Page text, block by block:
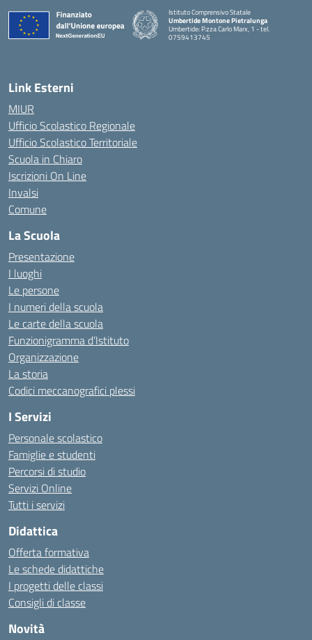
Istituto Comprensivo Statale
Umbertide Montone Pietralunga
Umbertide: P.zza Carlo Marx, 1 - tel.
0759413745
Link Esterni
MIUR
Ufficio Scolastico Regionale
Ufficio Scolastico Territoriale
Scuola in Chiaro
Iscrizioni On Line
Invalsi
Comune
La Scuola
Presentazione
I luoghi
Le persone
I numeri della scuola
Le carte della scuola
Funzionigramma d’Istituto
Organizzazione
La storia
Codici meccanografici plessi
I Servizi
Personale scolastico
Famiglie e studenti
Percorsi di studio
Servizi Online
Tutti i servizi
Didattica
Offerta formativa
Le schede didattiche
I progetti delle classi
Consigli di classe
Novità